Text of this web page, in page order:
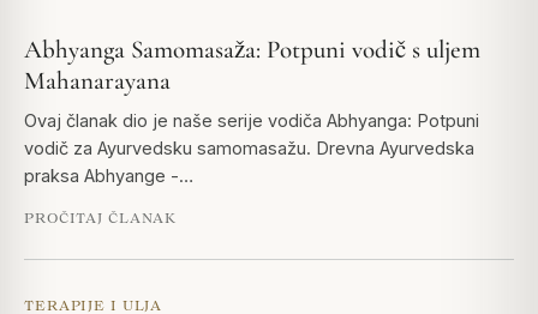
Abhyanga Samomasaža: Potpuni vodič s uljem
Mahanarayana
Ovaj članak dio je naše serije vodiča Abhyanga: Potpuni
vodič za Ayurvedsku samomasažu. Drevna Ayurvedska
praksa Abhyange -…
PROČITAJ ČLANAK
TERAPIJE I ULJA